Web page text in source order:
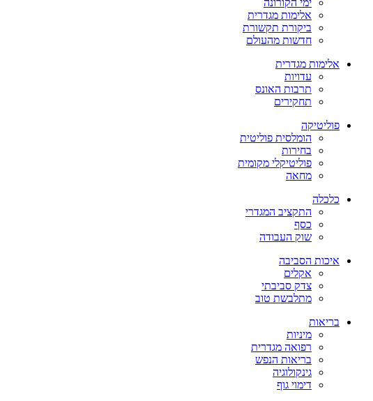
אלימות מגדרית
ביקורת תקשורת
חדשות מהעולם
אלימות מגדרית
עדויות
תרבות האונס
תחקירים
פוליטיקה
הומלסית פוליטית
בחירות
פוליטיקלי מקומית
מחאה
כלכלה
התקציב המגדרי
כסף
שוק העבודה
איכות הסביבה
אקלים
צדק סביבתי
מתלבשת טוב
בריאות
מיניות
רפואה מגדרית
בריאות הנפש
גינקולוגיה
דימוי גוף